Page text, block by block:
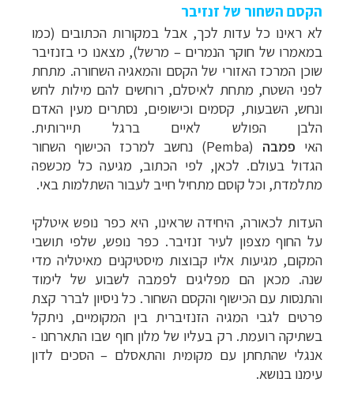
הקסם השחור של זנזיבר
לא ראינו כל עדות לכך, אבל במקורות הכתובים (כמו
במאמרו של חוקר הנמרים – מרשל), מצאנו כי בזנזיבר
שוכן המרכז האזורי של הקסם והמאגיה השחורה. מתחת
לפני השטח, מתחת לאיסלם, רוחשים להם מילות לחש
ונחש, השבעות, קסמים וכישופים, נסתרים מעין האדם
הלבן הפולש לאיים ברגל תיירותית.
האי פמבה (
Pemba
) נחשב למרכז הכישוף השחור
הגדול בעולם. לכאן, לפי הכתוב, מגיעה כל מכשפה
מתלמדת, וכל קוסם מתחיל חייב לעבור השתלמות באי.
העדות לכאורה, היחידה שראינו, היא כפר נופש איטלקי
על החוף מצפון לעיר זנזיבר. כפר נופש, שלפי תושבי
המקום, מגיעות אליו קבוצות מיסטיקנים מאיטליה מדי
שנה. מכאן הם מפליגים לפמבה לשבוע של לימוד
והתנסות עם הכישוף והקסם השחור. כל ניסיון לברר קצת
פרטים לגבי המגיה הזנזיברית בין המקומיים, ניתקל
בשתיקה רועמת. רק בעליו של מלון חוף שבו התארחנו -
אנגלי שהתחתן עם מקומית והתאסלם – הסכים לדון
עימנו בנושא.